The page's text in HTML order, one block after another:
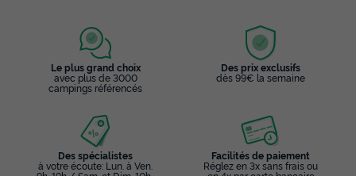
Le plus grand choix
avec plus de 3000
campings référencés
Des prix exclusifs
dès 99€ la semaine
Des spécialistes
à votre écoute: Lun. à Ven.
Facilités de paiement
Réglez en 3x sans frais ou